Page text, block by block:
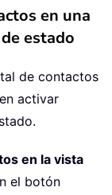
en una
estado
de contactos
activar
en la vista
el botón